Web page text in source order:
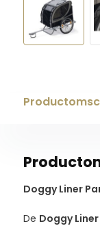
Doggy Liner
De Doggy